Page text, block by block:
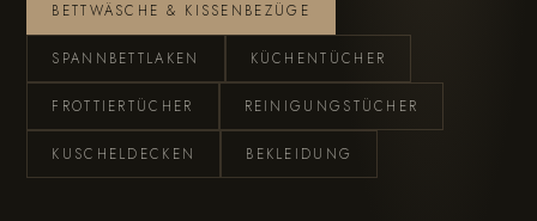
BETTWÄSCHE & KISSENBEZÜGE
SPANNBETTLAKEN KÜCHENTÜCHER
FROTTIERTÜCHER REINIGUNGSTÜCHER
KUSCHELDECKEN BEKLEIDUNG